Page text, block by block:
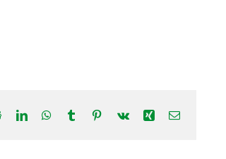
RedditLinkedInWhatsApp
Tumblr Pinterest
Vk XingCorreo